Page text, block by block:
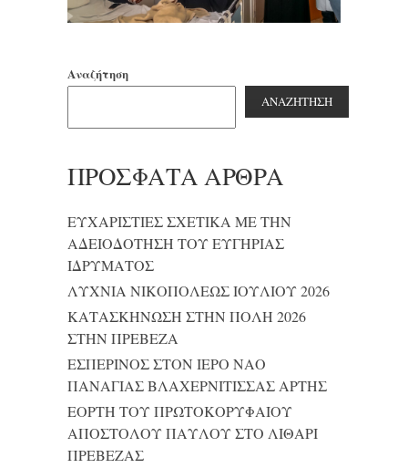
Αναζήτηση
ΑΝΑΖΉΤΗΣΗ
ΠΡΌΣΦΑΤΑ ΆΡΘΡΑ
ΕΥΧΑΡΙΣΤΙΕΣ ΣΧΕΤΙΚΑ ΜΕ ΤΗΝ
ΑΔΕΙΟΔΟΤΗΣΗ ΤΟΥ ΕΥΓΗΡΙΑΣ
ΙΔΡΥΜΑΤΟΣ
ΛΥΧΝΙΑ ΝΙΚΟΠΟΛΕΩΣ ΙΟΥΛΙΟΥ 2026
ΚΑΤΑΣΚΗΝΩΣΗ ΣΤΗΝ ΠΟΛΗ 2026
ΣΤΗΝ ΠΡΕΒΕΖΑ
ΕΣΠΕΡΙΝΟΣ ΣΤΟΝ ΙΕΡΟ ΝΑΟ
ΠΑΝΑΓΙΑΣ ΒΛΑΧΕΡΝΙΤΙΣΣΑΣ ΑΡΤΗΣ
ΕΟΡΤΗ ΤΟΥ ΠΡΩΤΟΚΟΡΥΦΑΙΟΥ
ΑΠΟΣΤΟΛΟΥ ΠΑΥΛΟΥ ΣΤΟ ΛΙΘΑΡΙ
ΠΡΕΒΕΖΑΣ